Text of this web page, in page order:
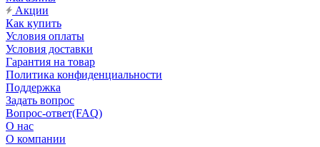
Акции
Как купить
Условия оплаты
Условия доставки
Гарантия на товар
Политика конфиденциальности
Поддержка
Задать вопрос
Вопрос-ответ(FAQ)
О нас
О компании